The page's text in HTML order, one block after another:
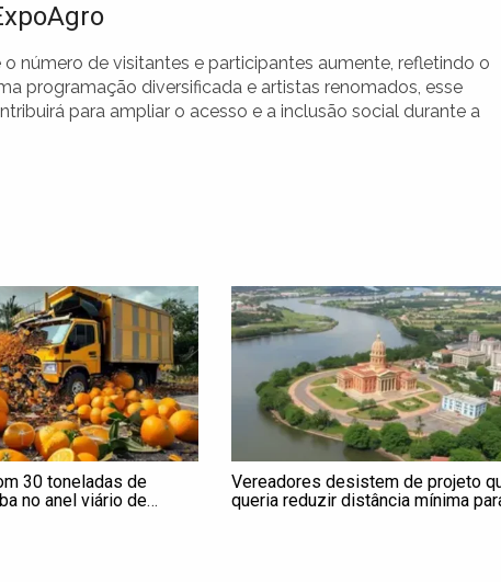
número de visitantes e participantes aumente, refletindo o
programação diversificada e artistas renomados, esse
para ampliar o acesso e a inclusão social durante a
30 toneladas de
no anel viário de
Vereadores desistem de projeto
queria reduzir distância mínima